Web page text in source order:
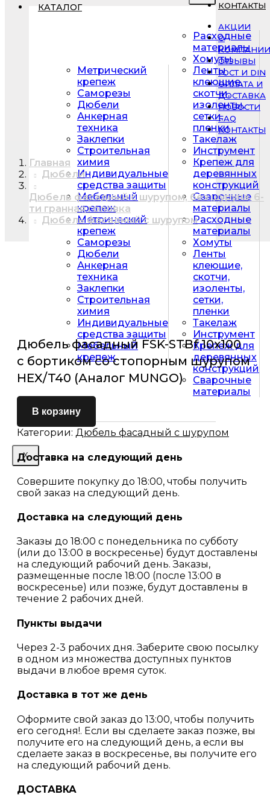
КАТАЛОГ
Метрический
крепеж
Саморезы
Дюбели
Анкерная
техника
Заклепки
Строительная
химия
Индивидуальные
средства защиты
Мебельный
крепеж
Метрический
крепеж
Саморезы
Дюбели
Анкерная
техника
Заклепки
Строительная
химия
Индивидуальные
средства защиты
Мебельный
крепеж
Расходные
материалы
Хомуты
Ленты
клеющие,
скотчи,
изоленты,
сетки,
пленки
Такелаж
Инструмент
Крепеж для
деревянных
конструкций
Сварочные
материалы
Расходные
материалы
Хомуты
Ленты
клеющие,
скотчи,
изоленты,
сетки,
пленки
Такелаж
Инструмент
Крепеж для
деревянных
конструкций
Сварочные
материалы
X
КОНТАКТЫ
АКЦИИ
О
КОМПАНИИ
ОТЗЫВЫ
ГОСТ И DIN
ОПЛАТА И
ДОСТАВКА
НОВОСТИ
FAQ
КОНТАКТЫ
Главная
Дюбели
Дюбель фасадный с шурупом, без шурупа, 6-
ти гранная головка
Дюбель фасадный с шурупом
Дюбель фасадный FSK-STBf 10х100
с бортиком со стопорным шурупом
HEX/T40 (Аналог MUNGO)
В корзину
Категории: Дюбель фасадный с шурупом
Доставка на следующий день
Совершите покупку до 18:00, чтобы получить
свой заказ на следующий день.
Доставка на следующий день
Заказы до 18:00 с понедельника по субботу
(или до 13:00 в воскресенье) будут доставлены
на следующий рабочий день. Заказы,
размещенные после 18:00 (после 13:00 в
воскресенье) или позже, будут доставлены в
течение 2 рабочих дней.
Пункты выдачи
Через 2-3 рабочих дня. Заберите свою посылку
в одном из множества доступных пунктов
выдачи в любое время суток.
Доставка в тот же день
Оформите свой заказ до 13:00, чтобы получить
его сегодня!. Если вы сделаете заказ позже, вы
получите его на следующий день, а если вы
сделаете заказ в воскресенье, вы получите его
на следующий рабочий день.
ДОСТАВКА